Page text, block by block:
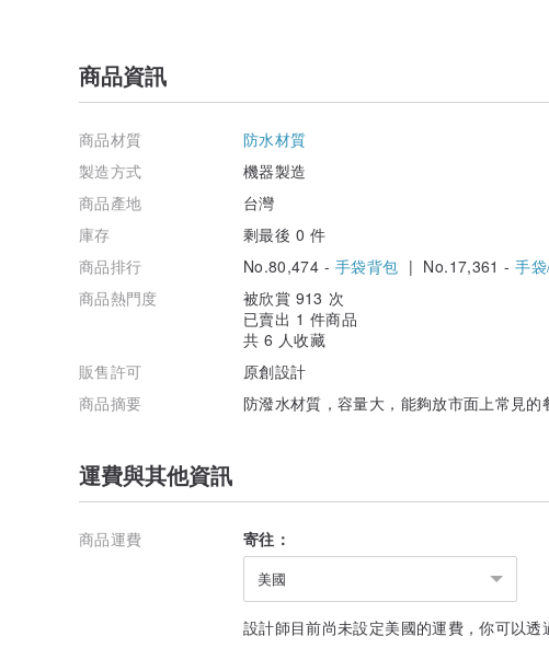
商品資訊
商品材質
防水材質
製造方式
機器製造
商品產地
台灣
庫存
剩最後 0 件
商品排行
No.80,474 - 手袋背包 | No.17,361 -手
商品熱門度
被欣賞 913 次
已賣出 1 件商品
共 6 人收藏
販售許可
原創設計
商品摘要
防潑水材質，容量大，能夠放市面上常見的
運費與其他資訊
商品運費 寄往：
美國
設計師目前尚未設定美國的運費，你可以透